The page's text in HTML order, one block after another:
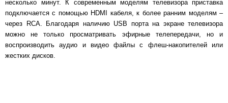
несколько минут. К современным моделям телевизора приставка
подключается с помощью HDMI кабеля, к более ранним моделям –
через RCA. Благодаря наличию USB порта на экране телевизора
можно не только просматривать эфирные телепередачи, но и
воспроизводить аудио и видео файлы с флеш-накопителей или
жестких дисков.